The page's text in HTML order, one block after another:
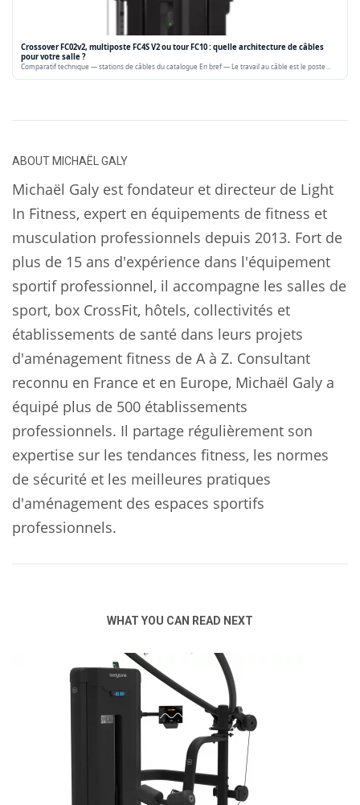
Crossover FC02v2, multiposte FC4S V2 ou tour FC10 : quelle architecture de câbles
pour votre salle ?
Comparatif technique — stations de câbles du catalogue En bref — Le travail au câble est le poste…
ABOUT MICHAËL GALY
Michaël Galy est fondateur et directeur de Light
In Fitness, expert en équipements de fitness et
musculation professionnels depuis 2013. Fort de
plus de 15 ans d'expérience dans l'équipement
sportif professionnel, il accompagne les salles de
sport, box CrossFit, hôtels, collectivités et
établissements de santé dans leurs projets
d'aménagement fitness de A à Z. Consultant
reconnu en France et en Europe, Michaël Galy a
équipé plus de 500 établissements
professionnels. Il partage régulièrement son
expertise sur les tendances fitness, les normes
de sécurité et les meilleures pratiques
d'aménagement des espaces sportifs
professionnels.
WHAT YOU CAN READ NEXT